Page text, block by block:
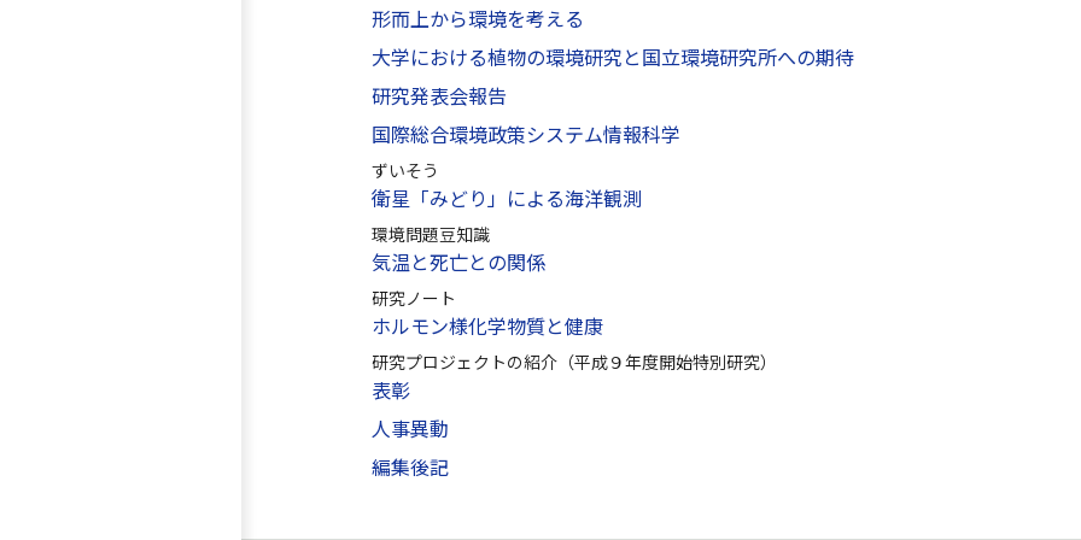
形而上から環境を考える
大学における植物の環境研究と国立環境研究所への期待
研究発表会報告
国際総合環境政策システム情報科学
ずいそう
衛星「みどり」による海洋観測
環境問題豆知識
気温と死亡との関係
研究ノート
ホルモン様化学物質と健康
研究プロジェクトの紹介（平成９年度開始特別研究）
表彰
人事異動
編集後記